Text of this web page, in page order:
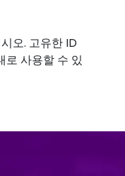
오. 고유한 ID
로 사용할 수 있